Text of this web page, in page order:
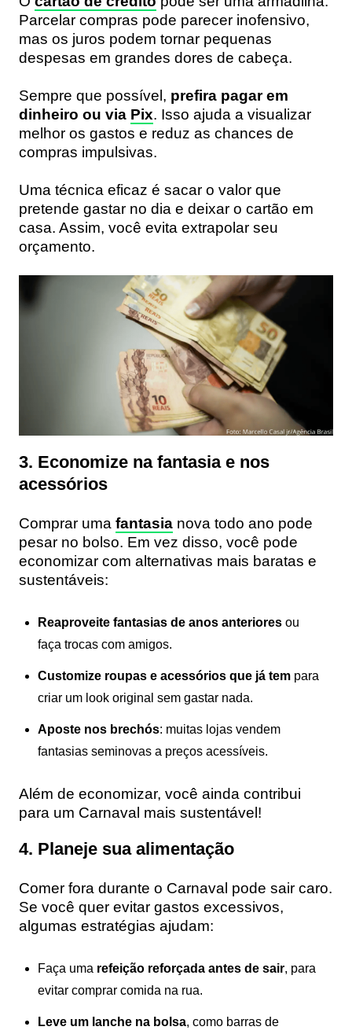
Parcelar compras pode parecer inofensivo,
mas os juros podem tornar pequenas
despesas em grandes dores de cabeça.
Sempre que possível, prefira pagar em
dinheiro ou via Pix. Isso ajuda a visualizar
melhor os gastos e reduz as chances de
compras impulsivas.
Uma técnica eficaz é sacar o valor que
pretende gastar no dia e deixar o cartão em
casa. Assim, você evita extrapolar seu
orçamento.
3. Economize na fantasia e nos
acessórios
Comprar uma fantasia nova todo ano pode
pesar no bolso. Em vez disso, você pode
economizar com alternativas mais baratas e
sustentáveis:
Reaproveite fantasias de anos anteriores ou
faça trocas com amigos.
Customize roupas e acessórios que já tem para
criar um look original sem gastar nada.
Aposte nos brechós: muitas lojas vendem
fantasias seminovas a preços acessíveis.
Além de economizar, você ainda contribui
para um Carnaval mais sustentável!
4. Planeje sua alimentação
Comer fora durante o Carnaval pode sair caro.
Se você quer evitar gastos excessivos,
algumas estratégias ajudam:
Faça uma refeição reforçada antes de sair, para
evitar comprar comida na rua.
Leve um lanche na bolsa, como barras de